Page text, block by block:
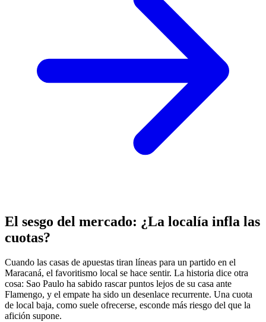
El sesgo del mercado: ¿La localía infla las
cuotas?
Cuando las casas de apuestas tiran líneas para un partido en el
Maracaná, el favoritismo local se hace sentir. La historia dice otra
cosa: Sao Paulo ha sabido rascar puntos lejos de su casa ante
Flamengo, y el empate ha sido un desenlace recurrente. Una cuota
de local baja, como suele ofrecerse, esconde más riesgo del que la
afición supone.